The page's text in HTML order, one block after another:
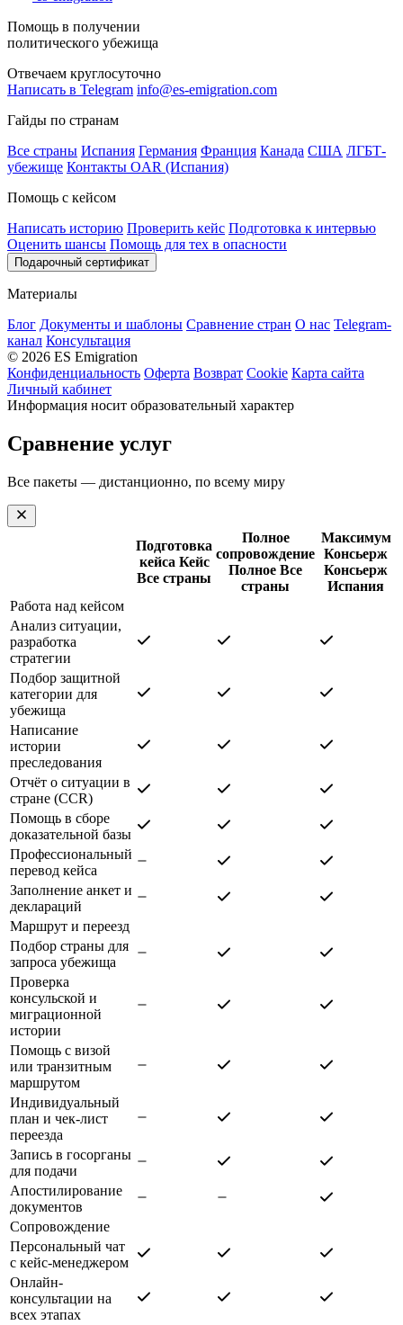
Помощь в получении
политического убежища
Отвечаем круглосуточно
Написать в Telegram info@es-emigration.com
Гайды по странам
Все страны Испания Германия Франция Канада США ЛГБТ-
убежище Контакты OAR (Испания)
Помощь с кейсом
Написать историю Проверить кейс Подготовка к интервью
Оценить шансы Помощь для тех в опасности
Подарочный сертификат
Материалы
Блог Документы и шаблоны Сравнение стран О нас Telegram-
канал Консультация
© 2026 ES Emigration
Конфиденциальность Оферта Возврат Cookie Карта сайта
Личный кабинет
Информация носит образовательный характер
Сравнение услуг
Все пакеты — дистанционно, по всему миру
Подготовка
кейса Кейс
Все страны
Полное
сопровождение
Полное Все
страны
Максимум
Консьерж
Консьерж
Испания
Работа над кейсом
Анализ ситуации,
разработка
стратегии
Подбор защитной
категории для
убежища
Написание
истории
преследования
Отчёт о ситуации в
стране (CCR)
Помощь в сборе
доказательной базы
Профессиональный
перевод кейса
Заполнение анкет и
деклараций
Маршрут и переезд
Подбор страны для
запроса убежища
Проверка
консульской и
миграционной
истории
Помощь с визой
или транзитным
маршрутом
Индивидуальный
план и чек-лист
переезда
Запись в госорганы
для подачи
Апостилирование
документов
Сопровождение
Персональный чат
с кейс-менеджером
Онлайн-
консультации на
всех этапах